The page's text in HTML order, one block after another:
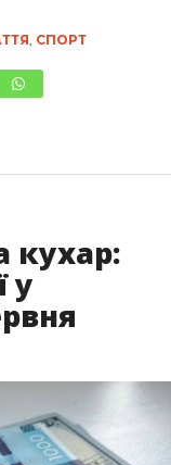
СПОРТ
кухар:
у